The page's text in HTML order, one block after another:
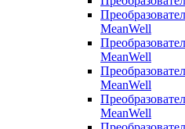
MeanWell
MeanWell
MeanWell
MeanWell